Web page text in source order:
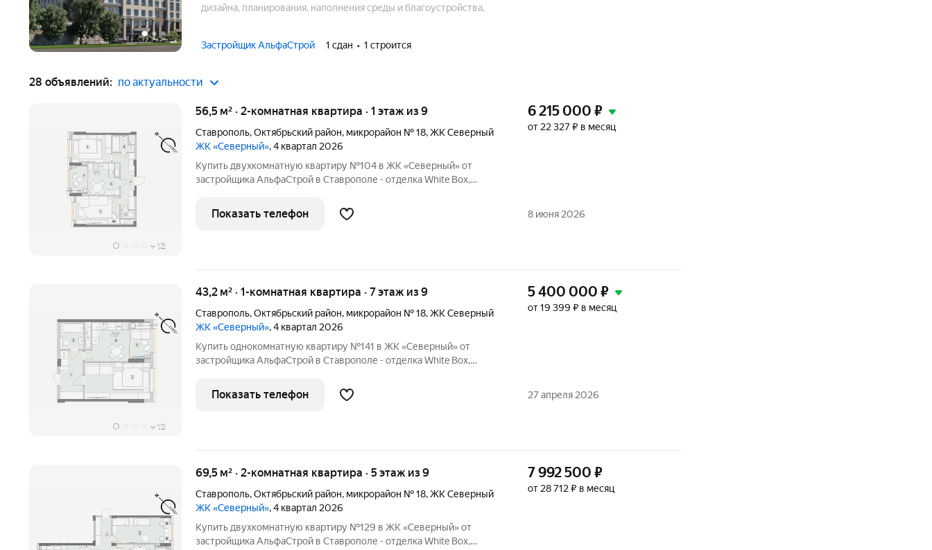
дизайна, планирования, наполнения среды и благоустройства.
Застройщик АльфаСтрой 1 сдан 1 строится
28 объявлений: по актуальности
+ 12
56,5 м² · 2-комнатная квартира · 1 этаж из 9
Ставрополь,Октябрьский район, микрорайон № 18,ЖК Северный
ЖК «Северный», 4 квартал 2026
Купить двухкомнатную квартиру №104 в ЖК «Северный» от
застройщика АльфаСтрой в Ставрополе - отделка White Box,
6 215 000 ₽
от 22 327 ₽ в месяц
Показать телефон 8 июня 2026
+ 12
43,2 м² · 1-комнатная квартира · 7 этаж из 9
Ставрополь,Октябрьский район, микрорайон № 18,ЖК Северный
ЖК «Северный», 4 квартал 2026
Купить однокомнатную квартиру №141 в ЖК «Северный» от
застройщика АльфаСтрой в Ставрополе - отделка White Box,
5 400 000 ₽
от 19 399 ₽ в месяц
Показать телефон 27 апреля 2026
69,5 м² · 2-комнатная квартира · 5 этаж из 9
Ставрополь,Октябрьский район, микрорайон № 18,ЖК Северный
ЖК «Северный», 4 квартал 2026
Купить двухкомнатную квартиру №129 в ЖК «Северный» от
застройщика АльфаСтрой в Ставрополе - отделка White Box,
7 992 500 ₽
от 28 712 ₽ в месяц